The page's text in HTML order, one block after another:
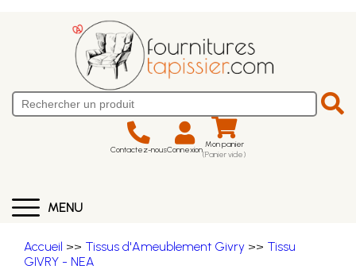
Contactez-nousConnexion Mon panier
(Panier vide)
MENU
Accueil >> Tissus d'Ameublement Givry >> Tissu
GIVRY - NEA